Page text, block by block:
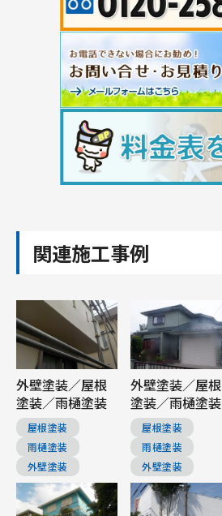
関連施工事例
外壁塗装／屋根
塗装／雨樋塗装
屋根塗装
雨樋塗装
外壁塗装
外壁塗装／屋根
塗装／雨樋塗装
屋根塗装
雨樋塗装
外壁塗装